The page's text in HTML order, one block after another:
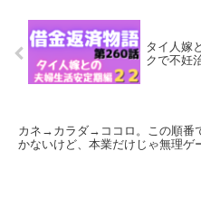
タイ人嫁
クで不妊
カネ→カラダ→ココロ。この順番
かないけど、本業だけじゃ無理ゲ